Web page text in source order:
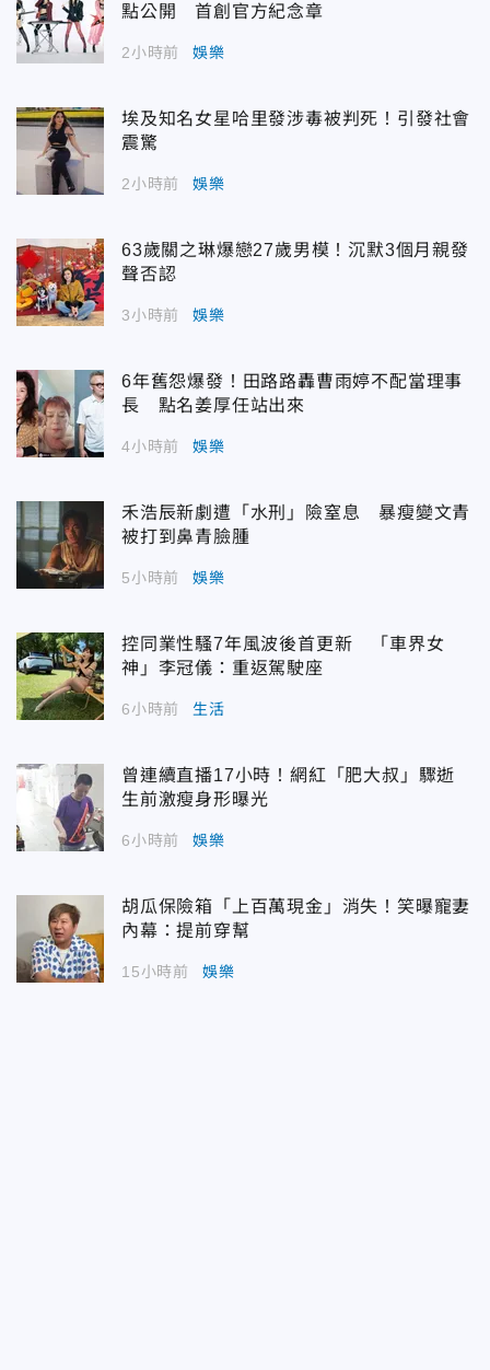
點公開 首創官方紀念章
2小時前 娛樂
埃及知名女星哈里發涉毒被判死！引發社會
震驚
2小時前 娛樂
63歲關之琳爆戀27歲男模！沉默3個月親發
聲否認
3小時前 娛樂
6年舊怨爆發！田路路轟曹雨婷不配當理事
長 點名姜厚任站出來
4小時前 娛樂
禾浩辰新劇遭「水刑」險窒息 暴瘦變文青
被打到鼻青臉腫
5小時前 娛樂
控同業性騷7年風波後首更新 「車界女
神」李冠儀：重返駕駛座
6小時前 生活
曾連續直播17小時！網紅「肥大叔」驟逝
生前激瘦身形曝光
6小時前 娛樂
胡瓜保險箱「上百萬現金」消失！笑曝寵妻
內幕：提前穿幫
15小時前 娛樂